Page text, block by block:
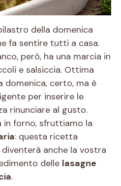
della domenica
fa sentire tutti a casa.
però, ha una marcia in
e salsiccia. Ottima
domenica, certo, ma è
per inserire le
rinunciare al gusto.
in forno, sfruttiamo la
: questa ricetta
anche la vostra
delle lasagne
.